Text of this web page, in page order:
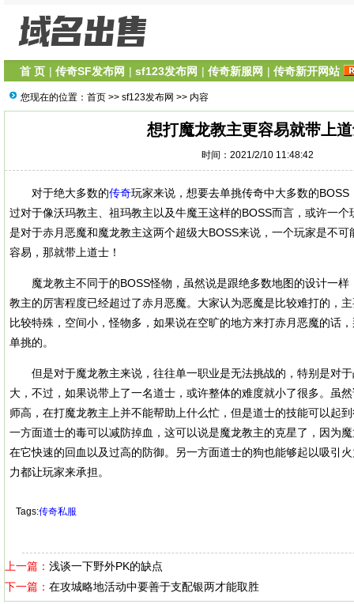
首 页 | 传奇SF发布网 | sf123发布网 | 传奇新服网 | 传奇新开网站
您现在的位置： 首页 >> sf123发布网 >> 内容
想打魔龙教主更容易就带上
时间：2021/2/10 11:48:42
对于绝大多数的传奇玩家来说，想要去单挑传奇中大多数的
过对于像沃玛教主、祖玛教主以及牛魔王这样的BOSS而言，或许一
是对于赤月恶魔和魔龙教主这两个超级大BOSS来说，一个玩家是不
容易，那就带上道士！
魔龙教主不同于的BOSS怪物，虽然说是跟绝多数地图的设计一样
教主的厉害程度已经超过了赤月恶魔。大家认为恶魔是比较难打的，
比较特殊，空间小，怪物多，如果说在空旷的地方来打赤月恶魔的话
单挑的。
但是对于魔龙教主来说，往往单一职业是无法挑战的，特别是对于
大，不过，如果说带上了一名道士，或许整体的难度就小了很多。虽
师高，在打魔龙教主上并不能帮助上什么忙，但是道士的技能可以起
一方面道士的毒可以减防掉血，这可以说是魔龙教主的克星了，因为
在它快速的回血以及过高的防御。另一方面道士的狗也能够起以吸引
力都让玩家来承担。
Tags:传奇私服
上一篇： 浅谈一下野外PK的缺点
下一篇： 在攻城略地活动中要善于支配银两才能取胜